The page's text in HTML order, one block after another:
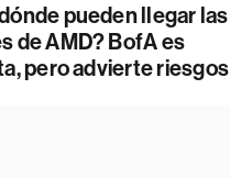
pueden llegar las
de AMD? BofA es
pero advierte riesgos